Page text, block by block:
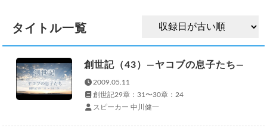
タイトル一覧
創世記（43）—ヤコブの息子たち—
2009.05.11
創世記29章：31〜30章：24
スピーカー 中川健一